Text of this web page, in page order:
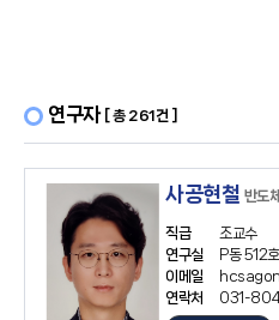
연구자 [ 총 261건 ]
사공현철 반도
직급
조교수
연구실
P동 512호
이메일
연락처
031-